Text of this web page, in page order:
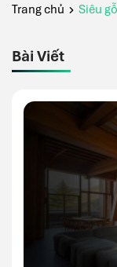
Trang chủ Siêu gỗ
Bài Viết